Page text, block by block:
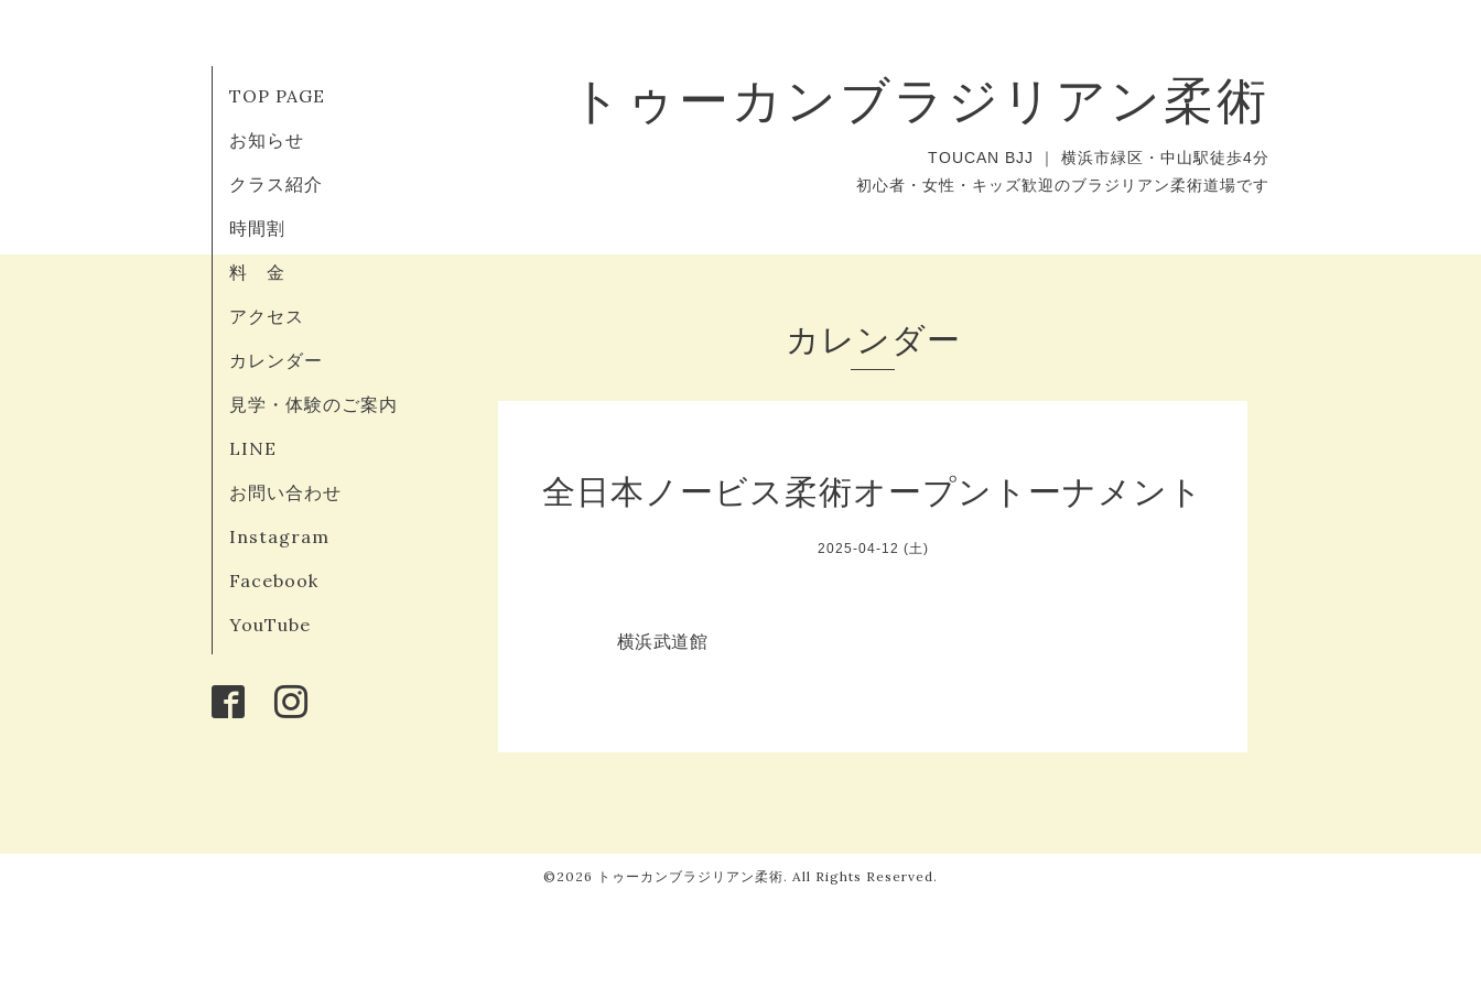
トゥーカンブラジリアン柔術
TOUCAN BJJ ｜ 横浜市緑区・中山駅徒歩4分
初心者・女性・キッズ歓迎のブラジリアン柔術道場です
TOP PAGE
お知らせ
クラス紹介
時間割
料 金
アクセス
カレンダー
見学・体験のご案内
LINE
お問い合わせ
Instagram
Facebook
YouTube
カレンダー
全日本ノービス柔術オープントーナメント
2025-04-12 (土)
横浜武道館
©2026 トゥーカンブラジリアン柔術. All Rights Reserved.